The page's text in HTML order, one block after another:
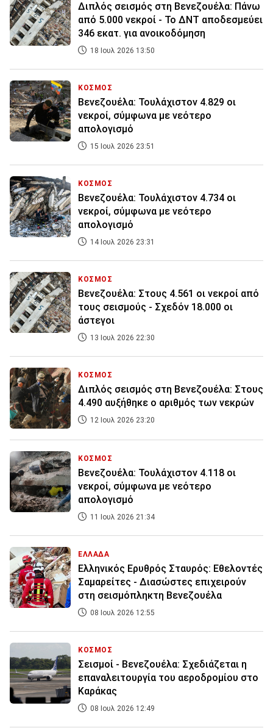
Διπλός σεισμός στη Βενεζουέλα: Πάνω
από 5.000 νεκροί - Το ΔΝΤ αποδεσμεύει
346 εκατ. για ανοικοδόμηση
18 Ιουλ 2026 13:50
ΚΟΣΜΟΣ
Βενεζουέλα: Τουλάχιστον 4.829 οι
νεκροί, σύμφωνα με νεότερο
απολογισμό
15 Ιουλ 2026 23:51
ΚΟΣΜΟΣ
Βενεζουέλα: Τουλάχιστον 4.734 οι
νεκροί, σύμφωνα με νεότερο
απολογισμό
14 Ιουλ 2026 23:31
ΚΟΣΜΟΣ
Βενεζουέλα: Στους 4.561 οι νεκροί από
τους σεισμούς - Σχεδόν 18.000 οι
άστεγοι
13 Ιουλ 2026 22:30
ΚΟΣΜΟΣ
Διπλός σεισμός στη Βενεζουέλα: Στους
4.490 αυξήθηκε ο αριθμός των νεκρών
12 Ιουλ 2026 23:20
ΚΟΣΜΟΣ
Βενεζουέλα: Τουλάχιστον 4.118 οι
νεκροί, σύμφωνα με νεότερο
απολογισμό
11 Ιουλ 2026 21:34
ΕΛΛΑΔΑ
Ελληνικός Ερυθρός Σταυρός: Εθελοντές
Σαμαρείτες - Διασώστες επιχειρούν
στη σεισμόπληκτη Βενεζουέλα
08 Ιουλ 2026 12:55
ΚΟΣΜΟΣ
Σεισμοί - Βενεζουέλα: Σχεδιάζεται η
επαναλειτουργία του αεροδρομίου στο
Καράκας
08 Ιουλ 2026 12:49